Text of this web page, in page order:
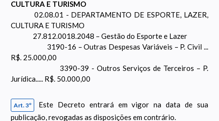
CULTURA E TURISMO
02.08.01 - DEPARTAMENTO DE ESPORTE, LAZER,
CULTURA E TURISMO
27.812.0018.2048 – Gestão do Esporte e Lazer
3190-16 – Outras Despesas Variáveis – P. Civil ...
R$. 25.000,00
3390-39 - Outros Serviços de Terceiros – P.
Jurídica..... R$. 50.000,00
Art. 3º
Este Decreto entrará em vigor na data de sua
publicação, revogadas as disposições em contrário.